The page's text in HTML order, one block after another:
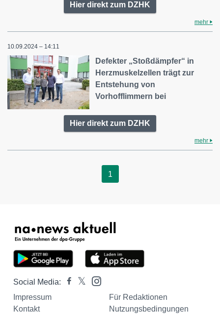
Hier direkt zum DZHK
mehr
10.09.2024 – 14:11
Defekter „Stoßdämpfer“ in
Herzmuskelzellen trägt zur
Entstehung von
Vorhofflimmern bei
Hier direkt zum DZHK
mehr
1
Social Media:
Impressum
Für Redaktionen
Kontakt
Nutzungsbedingungen